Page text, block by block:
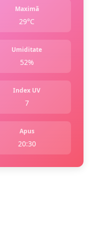
Maximă
29°C
Umiditate
52%
Index UV
7
Apus
20:30